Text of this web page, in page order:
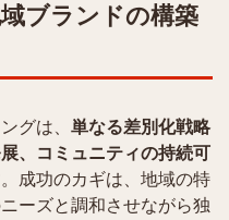
ブランドの構築
グは、 単なる差別化戦略
、コミュニティの持続可
成功のカギは、地域の特
ーズと調和させながら独